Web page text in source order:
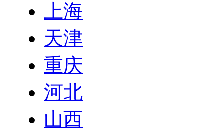
上海
天津
重庆
河北
山西